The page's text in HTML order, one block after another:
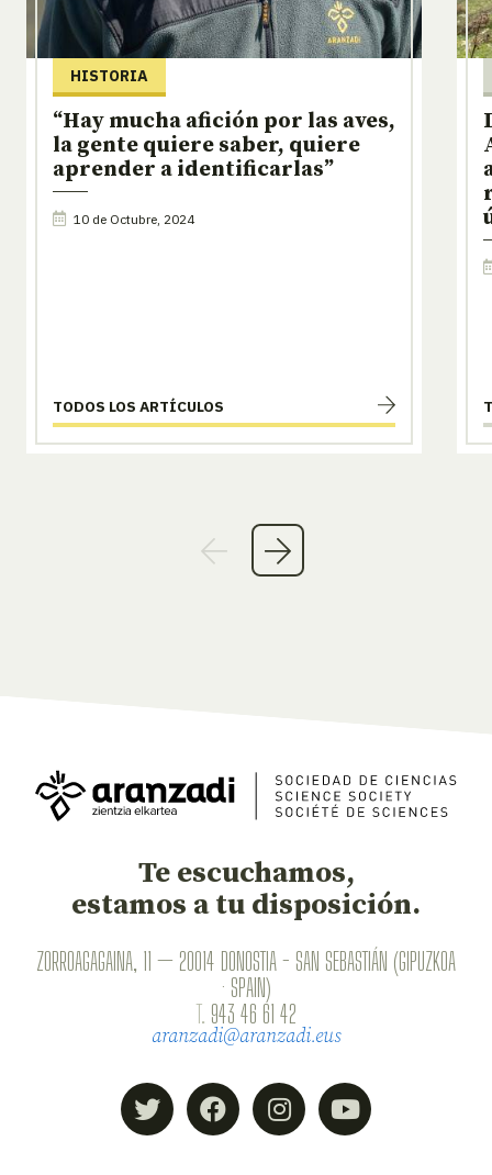
HISTORIA
“Hay mucha afición por las aves,
la gente quiere saber, quiere
aprender a identificarlas”
10 de Octubre, 2024
TODOS LOS ARTÍCULOS
Te escuchamos,
estamos a tu disposición.
ZORROAGAGAINA, 11 — 20014 DONOSTIA - SAN SEBASTIÁN (GIPUZKOA
· SPAIN)
T. 943 46 61 42
aranzadi@aranzadi.eus